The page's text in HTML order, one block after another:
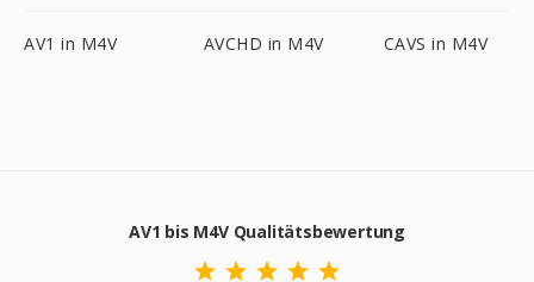
AV1 in M4V AVCHD in M4V CAVS in M4V
AV1 bis M4V Qualitätsbewertung